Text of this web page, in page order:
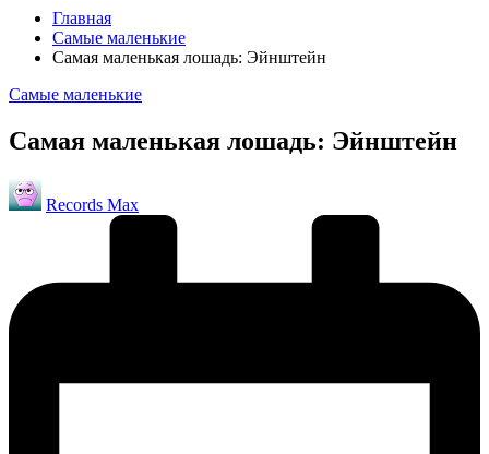
Главная
Самые маленькие
Самая маленькая лошадь: Эйнштейн
Опубликовано
Самые маленькие
Самая маленькая лошадь: Эйнштейн
Запись
от
Records Max